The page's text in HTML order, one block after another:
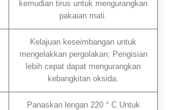
kemudian tirus untuk mengurangkan
pakaian mati.
Kelajuan keseimbangan untuk
mengelakkan pergolakan; Pengisian
lebih cepat dapat mengurangkan
kebangkitan oksida.
Panaskan lengan 220 ° C Untuk